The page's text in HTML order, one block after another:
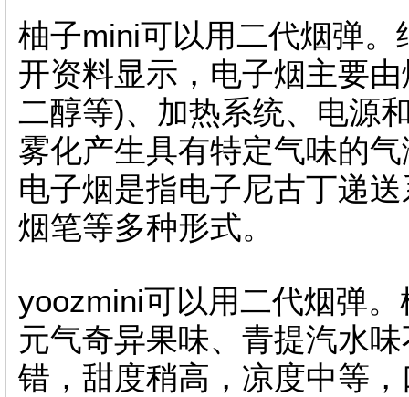
柚子mini可以用二代烟弹
开资料显示，电子烟主要
二醇等)、加热系统、电源
雾化产生具有特定气味的
电子烟是指电子尼古丁递
烟笔等多种形式。
yoozmini可以用二代烟弹
元气奇异果味、青提汽水
错，甜度稍高，凉度中等